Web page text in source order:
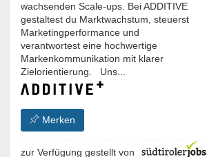
wachsenden Scale-ups. Bei ADDITIVE
gestaltest du Marktwachstum, steuerst
Marketingperformance und
verantwortest eine hochwertige
Markenkommunikation mit klarer
Zielorientierung. Uns...
Merken
zur Verfügung gestellt von